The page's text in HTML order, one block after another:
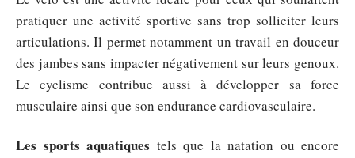
pratiquer une activité sportive sans trop solliciter leurs
articulations. Il permet notamment un travail en douceur
des jambes sans impacter négativement sur leurs genoux.
Le cyclisme contribue aussi à développer sa force
musculaire ainsi que son endurance cardiovasculaire.
Les sports aquatiques tels que la natation ou encore